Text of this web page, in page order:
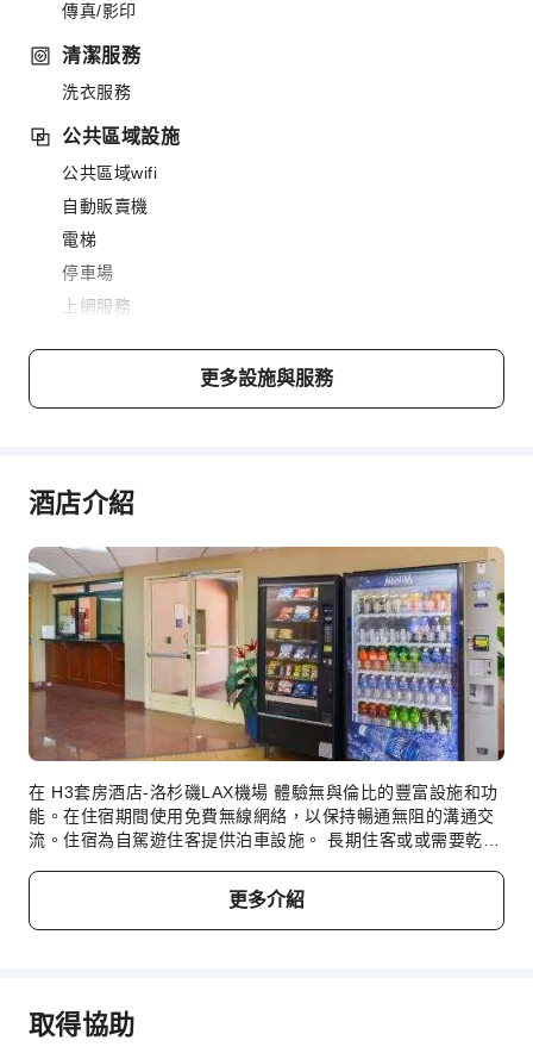
傳真/影印
清潔服務
洗衣服務
公共區域設施
公共區域wifi
自動販賣機
電梯
停車場
上網服務
櫃檯服務
櫃檯貴重物品保險箱
無障礙設施
更多設施與服務
酒店介紹
在 H3套房酒店-洛杉磯LAX機場 體驗無與倫比的豐富設施和功
能。在住宿期間使用免費無線網絡，以保持暢通無阻的溝通交
流。住宿為自駕遊住客提供泊車設施。 長期住客或或需要乾淨
的旅行服裝保持一塵不染。 想放鬆身心？充分利用 H3套房酒
店-洛杉磯LAX機場 提供的客房服務等設施及服務，享受舒適的
入住體驗。為確保所有遊客的健康和便利，住宿範圍內均嚴禁
驗。部分客房提供室內娛樂設施，包括影音串流、每日報紙或
電視，讓你盡情享受。 部分客房配備完善的設施，供你沖泡出
更多介紹
取得協助